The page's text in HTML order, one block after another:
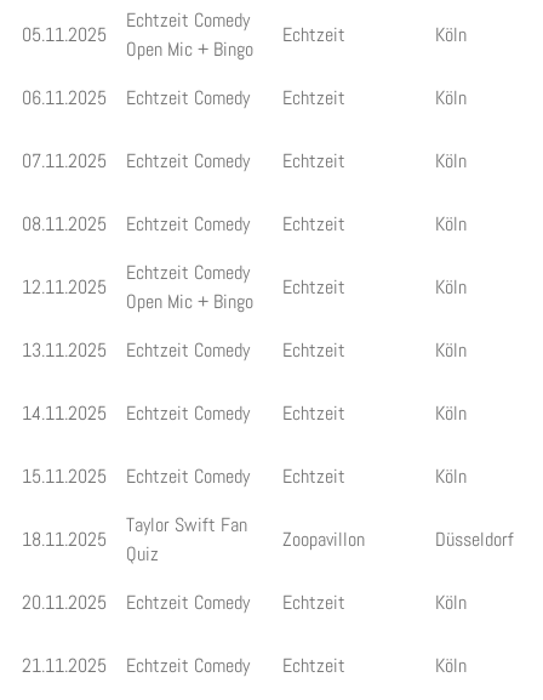
05.11.2025
Echtzeit Comedy
Open Mic + Bingo
Echtzeit Köln
06.11.2025 Echtzeit Comedy Echtzeit Köln
07.11.2025 Echtzeit Comedy Echtzeit Köln
08.11.2025 Echtzeit Comedy Echtzeit Köln
12.11.2025
Echtzeit Comedy
Open Mic + Bingo
Echtzeit Köln
13.11.2025 Echtzeit Comedy Echtzeit Köln
14.11.2025 Echtzeit Comedy Echtzeit Köln
15.11.2025 Echtzeit Comedy Echtzeit Köln
18.11.2025
Taylor Swift Fan
Quiz
Zoopavillon Düsseldorf
20.11.2025 Echtzeit Comedy Echtzeit Köln
21.11.2025 Echtzeit Comedy Echtzeit Köln